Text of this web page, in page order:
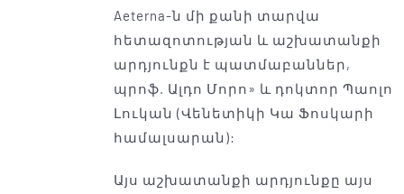
Aeterna-ն մի քանի տարվա
հետազոտության և աշխատանքի
արդյունքն է պատմաբաններ,
պրոֆ. Ալդո Մորո» և դոկտոր Պաոլո
Լուկան (Վենետիկի Կա Ֆոսկարի
համալսարան):
Այս աշխատանքի արդյունքը այս